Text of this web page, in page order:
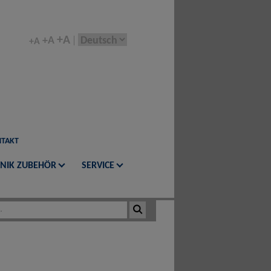
+A +A +A
ZUBEHÖR SERVICE